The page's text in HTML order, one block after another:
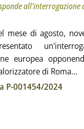
mese di agosto,
europea
di Roma...
P-001454/2024